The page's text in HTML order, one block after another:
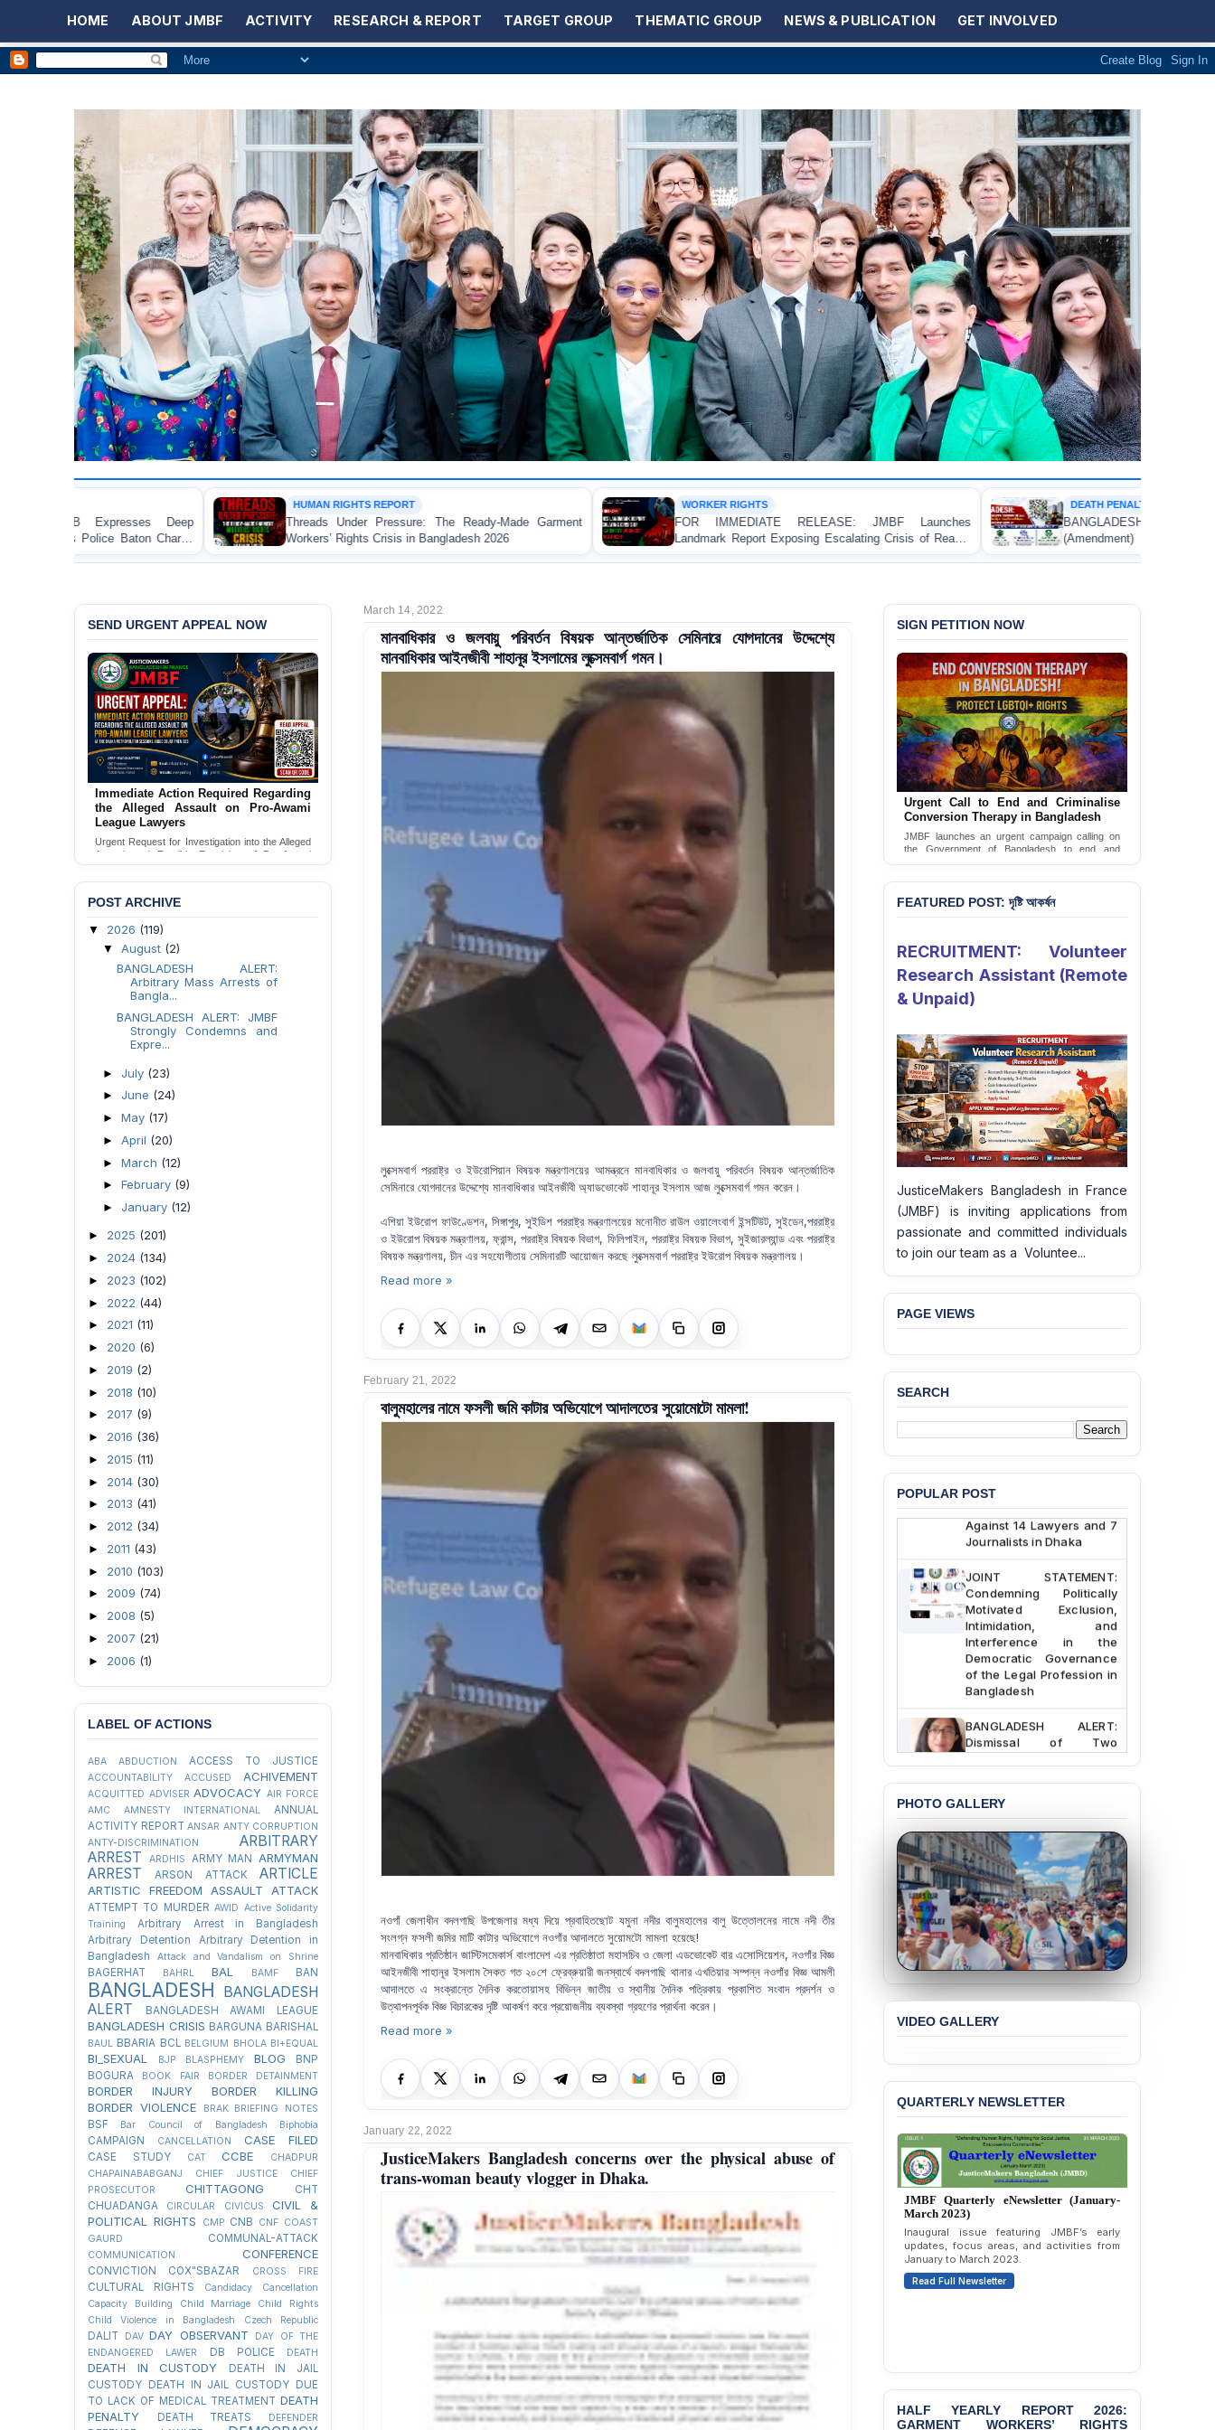
HOME ABOUT JMBF ACTIVITY RESEARCH & REPORT TARGET GROUP THEMATIC GROUP NEWS & PUBLICATION GET INVOLVED
HUMAN RIGHTS REPORT
Threads Under Pressure: The Ready-Made Garment
Workers’ Rights Crisis in Bangladesh 2026
WORKER RIGHTS
FOR IMMEDIATE RELEASE: JMBF Launches
Landmark Report Exposing Escalating Crisis of Ready-
Made Garment Workers' Rights in Bangladesh
DEATH PENALTY
BANGLADESH: Passage of the Narcotics Control
(Amendment) Bill, 2026 Introducing the Death Penalty
Contravenes International Human Rights Law
March 14, 2022
মানবাধিকার ও জলবায়ু পরিবর্তন বিষয়ক আন্তর্জাতিক সেমিনারে যোগদানের উদ্দেশ্যে
মানবাধিকার আইনজীবী শাহানূর ইসলামের লুক্সেমবার্গ গমন।
লুক্সেমবার্গ পররাষ্ট্র ও ইউরোপিয়ান বিষয়ক মন্ত্রণালয়ের আমন্ত্রনে মানবাধিকার ও জলবায়ু পরিবর্তন বিষয়ক আন্তর্জাতিক
সেমিনারে যোগদানের উদ্দেশ্যে মানবাধিকার আইনজীবী অ্যাডভোকেট শাহানূর ইসলাম আজ লুক্সেমবার্গ গমন করেন।
এশিয়া ইউরোপ ফাউণ্ডেশন, সিঙ্গাপুর, সুইডিশ পররাষ্ট্র মন্ত্রণালয়ের মনোনীত রাউল ওয়ালেংবার্গ ইন্সটিউট, সুইডেন,পররাষ্ট্র
ও ইউরোপ বিষয়ক মন্ত্রণালয়, ফ্রান্স, পররাষ্ট্র বিষয়ক বিভাগ, ফিলিপাইন, পররাষ্ট্র বিষয়ক বিভাগ, সুইজারল্যান্ড এবং পররাষ্ট্র
বিষয়ক মন্ত্রণালয়, চীন এর সহযোগীতায় সেমিনারটি আয়োজন করছে লুক্সেমবার্গ পররাষ্ট্র ইউরোপ বিষয়ক মন্ত্রণালয়।
Read more »
February 21, 2022
বালুমহালের নামে ফসলী জমি কাটার অভিযোগে আদালতের সুয়োমোটো মামলা!
নওগাঁ জেলাধীন বদলগাছি উপজেলার মধ্য দিয়ে প্রবাহিতছোট যমুনা নদীর বালুমহালের বালু উত্তোলনের নামে নদী তীর
সংলগ্ন ফসলী জমির মাটি কাটার অভিযোগে নওগাঁর আদালতে সুয়োমটো মামলা হয়েছে!
মানবাধিকার প্রতিষ্ঠান জাস্টিসমেকার্স বাংলাদেশ এর প্রতিষ্ঠাতা মহাসচিব ও জেলা এডভোকেট বার এসোসিয়েশন, নওগাঁর বিজ্ঞ
আইনজীবী শাহানূর ইসলাম সৈকত গত ২০শে ফ্রেব্রুয়ারী জনস্বার্থে বদলগাছি থানার এখতিয়ার সম্পন্ন নওগাঁর বিজ্ঞ আমলী
আদালতে এ সংক্রান্তে দৈনিক করতোয়াসহ বিভিন্ন জাতীয় ও স্থানীয় দৈনিক পত্রিকায় প্রকাশিত সংবাদ প্রদর্শন ও
উত্থাপনপূর্বক বিজ্ঞ বিচারকের দৃষ্টি আকর্ষণ করে প্রয়োজনীয় ব্যবস্থা গ্রহণের প্রার্থনা করেন।
Read more »
January 22, 2022
JusticeMakers Bangladesh concerns over the physical abuse of
trans-woman beauty vlogger in Dhaka.
SEND URGENT APPEAL NOW
Urgent Action Requested Concerning
Threatened Eviction of 12 Harijan
Families in Naogaon, Bangladesh
Seeking your urgent intervention regarding the
threatened eviction of marginalized Harijan
community 12 families in Naogaon, Bangladesh.
POST ARCHIVE
▼ 2026 (119)
▼ August (2)
BANGLADESH ALERT:
Arbitrary Mass Arrests of
Bangla...
BANGLADESH ALERT: JMBF
Strongly Condemns and
Expre...
► July (23)
► June (24)
► May (17)
► April (20)
► March (12)
► February (9)
► January (12)
► 2025 (201)
► 2024 (134)
► 2023 (102)
► 2022 (44)
► 2021 (11)
► 2020 (6)
► 2019 (2)
► 2018 (10)
► 2017 (9)
► 2016 (36)
► 2015 (11)
► 2014 (30)
► 2013 (41)
► 2012 (34)
► 2011 (43)
► 2010 (103)
► 2009 (74)
► 2008 (5)
► 2007 (21)
► 2006 (1)
LABEL OF ACTIONS
ABA ABDUCTION ACCESS TO JUSTICE
ACCOUNTABILITY ACCUSED ACHIVEMENT
ACQUITTED ADVISER ADVOCACY AIR FORCE
AMC
AMNESTY INTERNATIONAL
ANNUAL
ACTIVITY REPORT ANSAR ANTY CORRUPTION
ANTY-DISCRIMINATION
ARBITRARY
ARREST
ARDHIS ARMY MAN ARMYMAN
ARREST ARSON ATTACK ARTICLE
ARTISTIC FREEDOM ASSAULT ATTACK
ATTEMPT TO MURDER AWID Active Solidarity
Training
Arbitrary Arrest in Bangladesh
Arbitrary Detention
Arbitrary Detention in
Bangladesh
Attack and Vandalism on Shrine
BAGERHAT BAHRL BAL BAMF BAN
BANGLADESH
BANGLADESH
ALERT
BANGLADESH AWAMI LEAGUE
BANGLADESH CRISIS BARGUNA BARISHAL
BAUL BBARIA BCL BELGIUM BHOLA BI+EQUAL
BI_SEXUAL BJP BLASPHEMY BLOG
BNP
BOGURA
BOOK FAIR BORDER DETAINMENT
BORDER INJURY
BORDER KILLING
BORDER VIOLENCE
BRAK BRIEFING NOTES
BSF Bar Council of Bangladesh Biphobia
CAMPAIGN CANCELLATION CASE FILED
CASE STUDY CAT CCBE
CHADPUR
CHAPAINABABGANJ
CHIEF JUSTICE
CHIEF
PROSECUTOR
CHITTAGONG
CHT
CHUADANGA
CIRCULAR CIVICUS
CIVIL &
POLITICAL RIGHTS
CMP CNB CNF COAST
GAURD
COMMUNAL-ATTACK
COMMUNICATION CONFERENCE
CONVICTION COX"SBAZAR CROSS FIRE
CULTURAL RIGHTS
Candidacy Cancellation
Capacity Building
Child Marriage
Child Rights
Child Violence in Bangladesh
Czech Republic
DALIT DAV DAY OBSERVANT
DAY OF THE
ENDANGERED LAWER
DB POLICE DEATH
DEATH IN CUSTODY
DEATH IN JAIL
CUSTODY
DEATH IN JAIL CUSTODY DUE
TO LACK OF MEDICAL TREATMENT DEATH
PENALTY
DEATH TREATS DEFENDER
SIGN PETITION NOW
Urgent Call for Decriminalization of
Homosexuality in Bangladesh
In a historic move, human rights group
JusticeMakers Bangladesh has launched an
urgent call for the decriminalization of
homosexuality in the country.
Sign Petition
FEATURED POST: দৃষ্টি আকর্ষন
RECRUITMENT: Volunteer
Research Assistant (Remote
& Unpaid)
JusticeMakers Bangladesh in France
(JMBF) is inviting applications from
passionate and committed individuals
to join our team as a Voluntee...
PAGE VIEWS
SEARCH
POPULAR POST
BANGLADESH ALERT:
JMBF Deeply Concerned
the Death of Durjoy
Chowdhury in Police
Police Station, Cox’s
Bazar
BANGLADESH: JMBF
Strongly Condemns
Politically Motivated
Against 14 Lawyers and 7
Journalists in Dhaka
JOINT STATEMENT:
Condemning Politically
Motivated Exclusion,
Intimidation, and
Interference in the
Democratic Governance
of the Legal Profession in
Bangladesh
BANGLADESH ALERT:
Dismissal of Two
University Teachers on
Allegations of
“Blasphemy” — A Gross
Violation of Justice,
Academic Freedom, and
Human Rights
BANGLADESH ALERT:
JMBF Expresses Deep
Concern over the
Passage of a Bill Granting
Immunity from All
Liabilities to July
Protesters
BANGLADESH ALERT:
JMBF Strongly Condemns
the Expulsion of a
the Chhatra Dal
Committee
BANGLADESH: Call for
Immediate Release of
Unlawful, Politically
Motivated Arrests of
Senior Lawyer Rezaul
Karim & Zahurul Islam
Selim in Cumilla
PRESS RELEASE: JMBF
LGBTQI+ Rights in
‘Special Directive’ on
PHOTO GALLERY
VIDEO GALLERY
QUARTERLY NEWSLETTER
JMBF Quarterly eNewsletter (April-June
2026)
HALF YEARLY REPORT 2026:
GARMENT WORKERS’ RIGHTS